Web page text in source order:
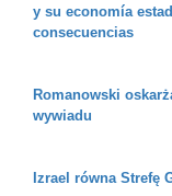
y su economía
consecuencias
Romanowski
wywiadu
Izrael równa Strefę